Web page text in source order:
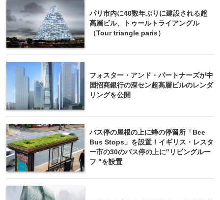
パリ市内に40数年ぶりに建設される超
高層ビル、トゥールトライアングル
（Tour triangle paris）
フォスター・アンド・パートナーズが中
国招商銀行の深セン超高層ビルのレンダ
リングを公開
バス停の屋根の上に蜂の停留所「Bee
Bus Stops」を設置！イギリス・レスタ
ー市の30のバス停の上に"リビングルー
フ "を設置